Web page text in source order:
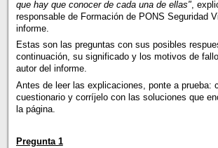
que hay que conocer de cada una de ellas",
responsable de Formación de PONS Seguridad
informe.
Estas son las preguntas con sus posibles
continuación, su significado y los motivos de
autor del informe.
Antes de leer las explicaciones, ponte a prueba:
cuestionario y corríjelo con las soluciones que
la página.
Pregunta 1